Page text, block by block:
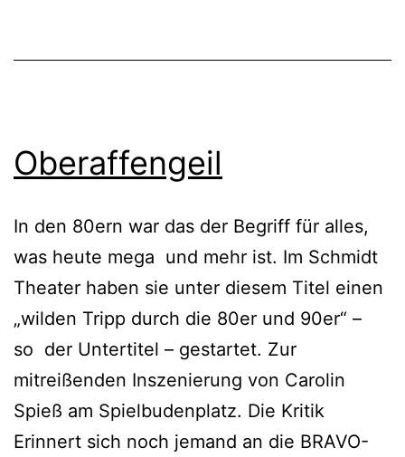
Oberaffengeil
In den 80ern war das der Begriff für alles,
was heute mega und mehr ist. Im Schmidt
Theater haben sie unter diesem Titel einen
„wilden Tripp durch die 80er und 90er“ –
so der Untertitel – gestartet. Zur
mitreißenden Inszenierung von Carolin
Spieß am Spielbudenplatz. Die Kritik
Erinnert sich noch jemand an die BRAVO-